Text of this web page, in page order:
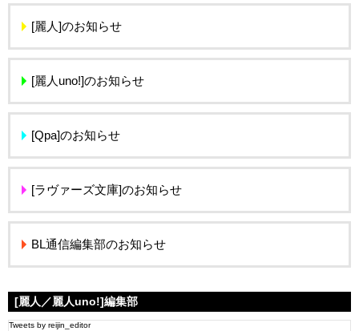
[麗人]のお知らせ
[麗人uno!]のお知らせ
[Qpa]のお知らせ
[ラヴァーズ文庫]のお知らせ
BL通信編集部のお知らせ
[麗人／麗人uno!]編集部
Tweets by reijin_editor